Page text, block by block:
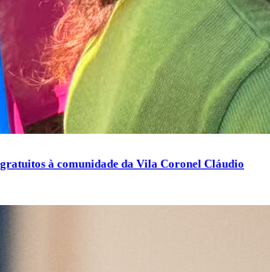
à comunidade da Vila Coronel Cláudio